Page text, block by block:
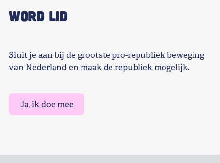
WORD LID
Sluit je aan bij de grootste pro-republiek beweging
van Nederland en maak de republiek mogelijk.
Ja, ik doe mee